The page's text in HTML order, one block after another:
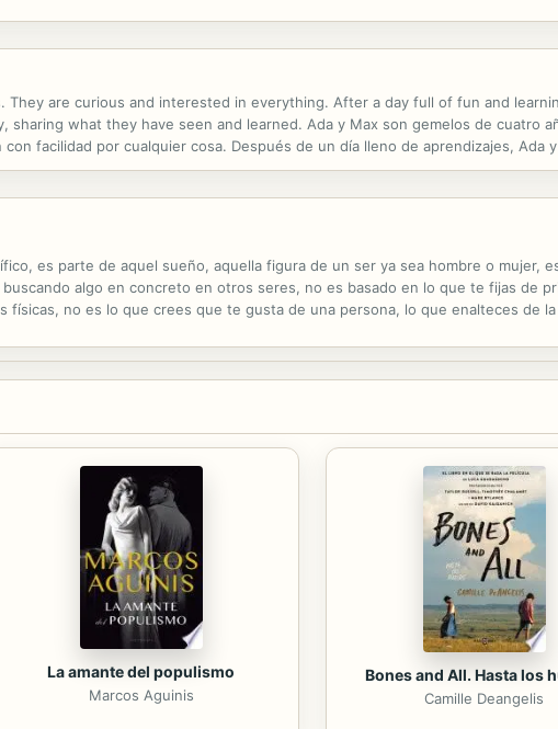
They are curious and interested in everything. After a day full of fun and
what they have seen and learned. Ada y Max son gemelos de cuatro
facilidad por cualquier cosa. Después de un día lleno de aprendizajes, Ada
y todo lo nuevo que han aprendido.
es parte de aquel sueño, aquella figura de un ser ya sea hombre o mujer,
algo en concreto en otros seres, no es basado en lo que te fijas de
físicas, no es lo que crees que te gusta de una persona, lo que enalteces de la
La amante del populismo
Marcos Aguinis
Bones and All. Hasta los
Camille Deangelis